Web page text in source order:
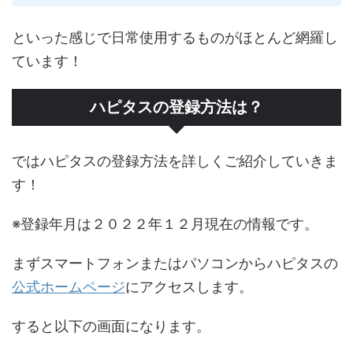
といった感じで日常使用するものがほとんど網羅し
ています！
ハピタスの登録方法は？
ではハピタスの登録方法を詳しくご紹介していきま
す！
※登録年月は２０２２年１２月現在の情報です。
まずスマートフォンまたはパソコンからハピタスの
公式ホームページにアクセスします。
すると以下の画面になります。